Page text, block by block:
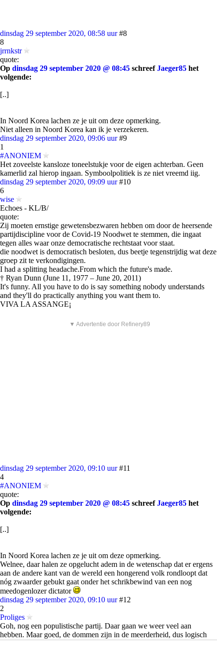
dinsdag 29 september 2020, 08:58 uur #8
8
jrrnkstr
quote:
Op dinsdag 29 september 2020 @ 08:45 schreefJaeger85 het
volgende:
[..]
In Noord Korea lachen ze je uit om deze opmerking.
Niet alleen in Noord Korea kan ik je verzekeren.
dinsdag 29 september 2020, 09:06 uur #9
1
#ANONIEM
Het zoveelste kansloze toneelstukje voor de eigen achterban. Geen
kamerlid zal hierop ingaan. Symboolpolitiek is ze niet vreemd iig.
dinsdag 29 september 2020, 09:09 uur #10
6
wise
Echoes - KL/B/
quote:
Zij moeten ernstige gewetensbezwaren hebben om door de heersende
partijdiscipline voor de Covid-19 Noodwet te stemmen, die ingaat
tegen alles waar onze democratische rechtstaat voor staat.
die noodwet is democratisch besloten, dus beetje tegenstrijdig wat deze
groep zit te verkondigingen.
I had a splitting headache.From which the future's made.
† Ryan Dunn (June 11, 1977 – June 20, 2011)
It's funny. All you have to do is say something nobody understands
and they'll do practically anything you want them to.
VIVA LA ASSANGE¡
▼ Advertentie door Refinery89
dinsdag 29 september 2020, 09:10 uur #11
4
#ANONIEM
quote:
Op dinsdag 29 september 2020 @ 08:45 schreefJaeger85 het
volgende:
[..]
In Noord Korea lachen ze je uit om deze opmerking.
Welnee, daar halen ze opgelucht adem in de wetenschap dat er ergens
aan de andere kant van de wereld een hongerend volk rondloopt dat
nóg zwaarder gebukt gaat onder het schrikbewind van een nog
meedogenlozer dictator
dinsdag 29 september 2020, 09:10 uur #12
2
Proliges
Goh, nog een populistische partij. Daar gaan we weer veel aan
hebben. Maar goed, de dommen zijn in de meerderheid, dus logisch